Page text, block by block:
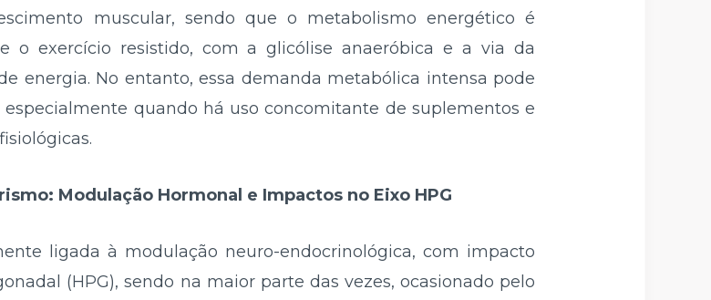
muscular, sendo que o metabolismo energético é
o exercício resistido, com a glicólise anaeróbica e a via da
energia. No entanto, essa demanda metabólica intensa pode
quando há uso concomitante de suplementos e
Modulação Hormonal e Impactos no Eixo HPG
ligada à modulação neuro-endocrinológica, com impacto
(HPG), sendo na maior parte das vezes, ocasionado pelo